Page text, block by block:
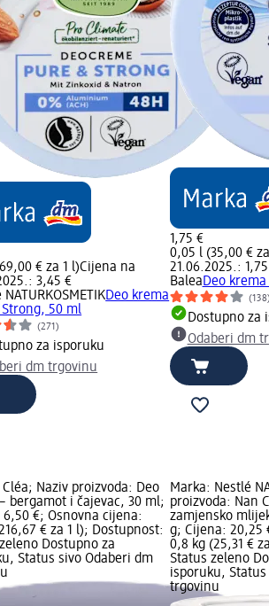
€ za 1 l)Cijena na
3,45 €
Deo krema
Strong, 50 ml
(271)
za isporuku
dm trgovinu
1,75 €
0,05 l (35,00 €
21.06.2025.:
BaleaDeo
(138)
Dostupno za
Odaberi dm
Cléa; Naziv proizvoda: Deo
bergamot i čajevac, 30 ml;
€; Osnovna cijena:
€ za 1 l); Dostupnost:
Dostupno za
Status sivo Odaberi dm
Marka: Nestlé
proizvoda: Nan
zamjensko
g; Cijena: 20,25
0,8 kg (25,31 €
Status zeleno
isporuku,
trgovinu